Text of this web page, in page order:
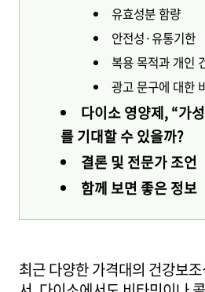
유효성분 함량
안전성·유통기한
복용 목적과 개인
광고 문구에 대한
다이소 영양제, “가
를 기대할 수 있을까?
결론 및 전문가 조언
함께 보면 좋은 정보
최근 다양한 가격대의 건강보